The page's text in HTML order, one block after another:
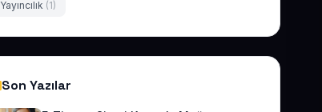
Yayıncılık (1)
Son Yazılar